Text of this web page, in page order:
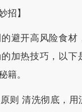
】
开高风险食材
加热技巧，以下
籍。
清洗彻底，用